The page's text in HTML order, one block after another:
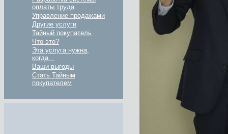
оплаты труда
Управление продажами
Другие услуги
Тайный покупатель
Что это?
Эта услуга нужна,
когда...
Ваши выгоды
Стать Тайным
покупателем